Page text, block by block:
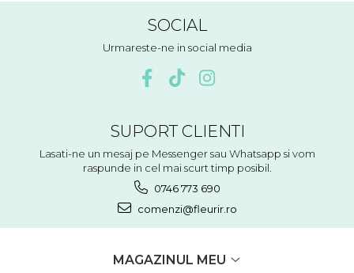
SOCIAL
Urmareste-ne in social media
SUPORT CLIENTI
Lasati-ne un mesaj pe Messenger sau Whatsapp si vom
raspunde in cel mai scurt timp posibil.
0746 773 690
comenzi@fleurir.ro
MAGAZINUL MEU